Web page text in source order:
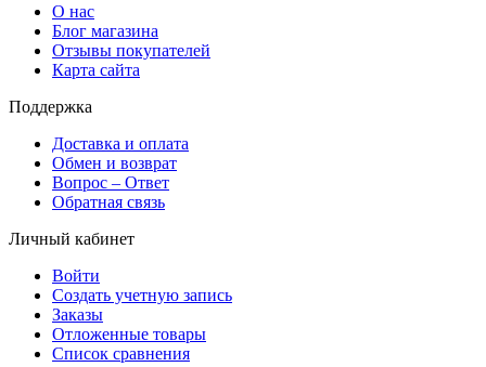
О нас
Блог магазина
Отзывы покупателей
Карта сайта
Поддержка
Доставка и оплата
Обмен и возврат
Вопрос – Ответ
Обратная связь
Личный кабинет
Войти
Создать учетную запись
Заказы
Отложенные товары
Список сравнения